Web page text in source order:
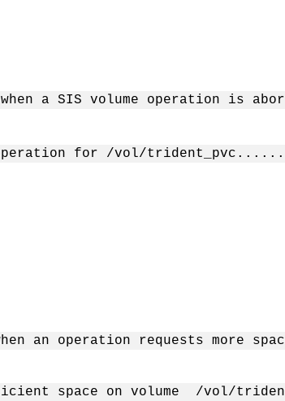
a SIS volume operation is
for /vol/trident_pvc.......
an operation requests more
space on volume /vol/